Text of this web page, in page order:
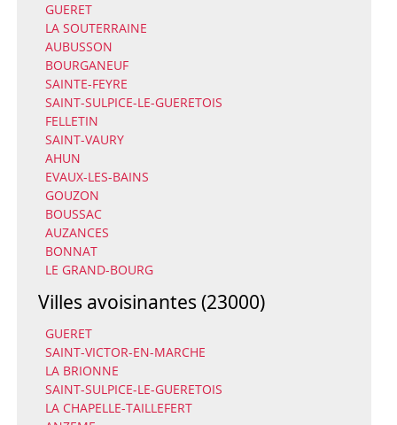
GUERET
LA SOUTERRAINE
AUBUSSON
BOURGANEUF
SAINTE-FEYRE
SAINT-SULPICE-LE-GUERETOIS
FELLETIN
SAINT-VAURY
AHUN
EVAUX-LES-BAINS
GOUZON
BOUSSAC
AUZANCES
BONNAT
LE GRAND-BOURG
Villes avoisinantes (23000)
GUERET
SAINT-VICTOR-EN-MARCHE
LA BRIONNE
SAINT-SULPICE-LE-GUERETOIS
LA CHAPELLE-TAILLEFERT